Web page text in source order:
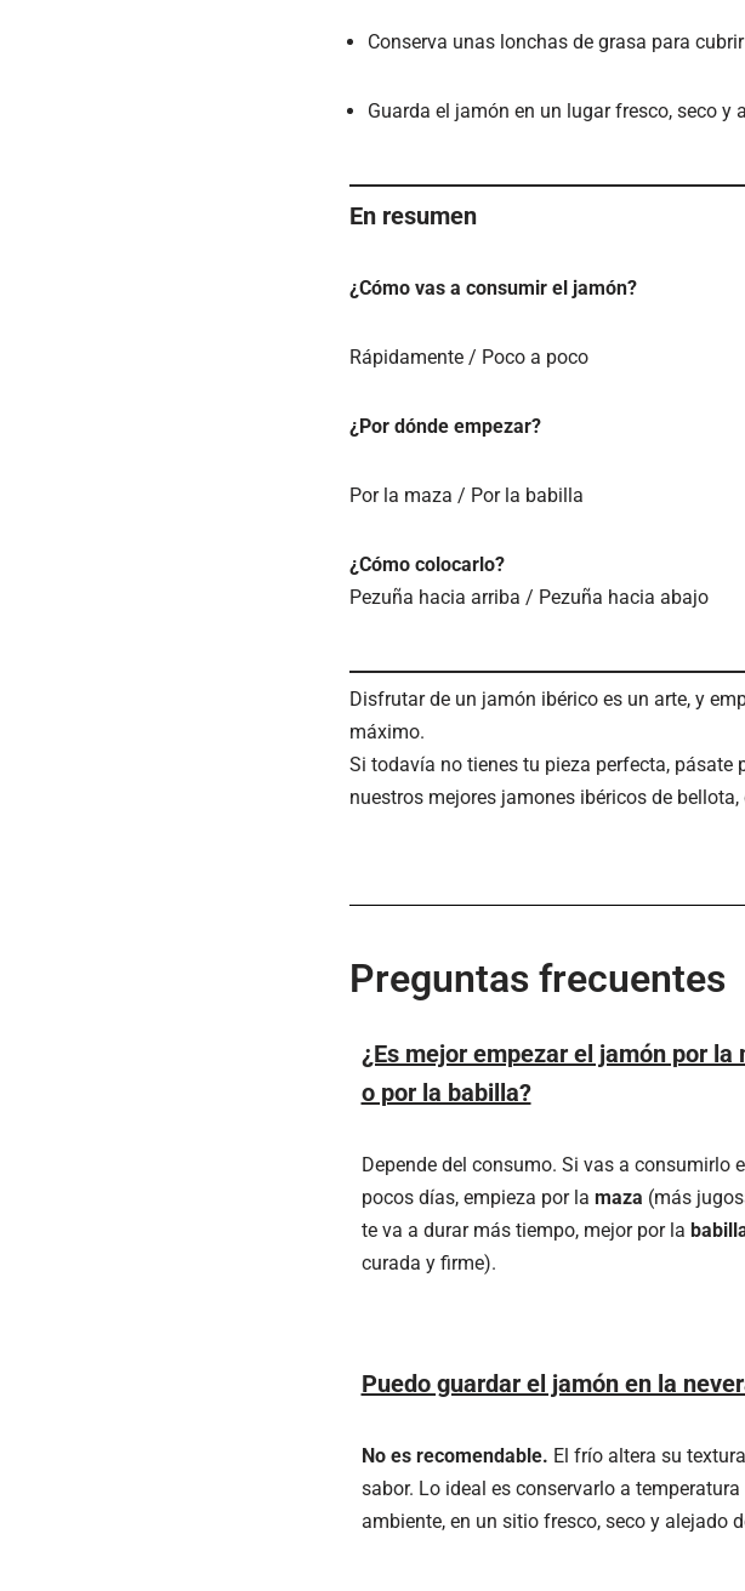
Conserva unas lonchas de grasa para
Guarda el jamón en un lugar fresco, seco y
En resumen
¿Cómo vas a consumir el jamón?
Rápidamente / Poco a poco
¿Por dónde empezar?
Por la maza / Por la babilla
¿Cómo colocarlo?
Pezuña hacia arriba / Pezuña hacia abajo
Disfrutar de un jamón ibérico es un arte, y
máximo.
Si todavía no tienes tu pieza perfecta, pásate
nuestros mejores jamones ibéricos de
Preguntas frecuentes
¿Es mejor empezar el jamón por la
o por la babilla?
Depende del consumo. Si vas a consumirlo
pocos días, empieza por la maza (más
te va a durar más tiempo, mejor por la
curada y firme).
Puedo guardar el jamón en la
No es recomendable. El frío altera su
sabor. Lo ideal es conservarlo a temperatura
ambiente, en un sitio fresco, seco y alejado